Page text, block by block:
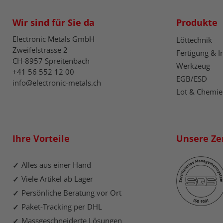
Wir sind für Sie da
Electronic Metals GmbH
Zweifelstrasse 2
CH-8957 Spreitenbach
+41 56 552 12 00
info@electronic-metals.ch
Produkte
Löttechnik
Fertigung &
Werkzeug
EGB/ESD
Lot & Chemie
Ihre Vorteile
Alles aus einer Hand
Viele Artikel ab Lager
Persönliche Beratung vor Ort
Paket-Tracking per DHL
Massgeschneiderte Lösungen
Unsere